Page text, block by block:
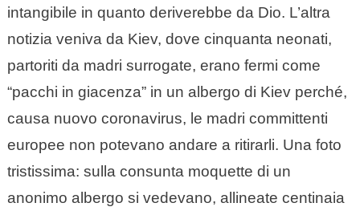
intangibile in quanto deriverebbe da Dio. L’altra
notizia veniva da Kiev, dove cinquanta neonati,
partoriti da madri surrogate, erano fermi come
“pacchi in giacenza” in un albergo di Kiev perché,
causa nuovo coronavirus, le madri committenti
europee non potevano andare a ritirarli. Una foto
tristissima: sulla consunta moquette di un
anonimo albergo si vedevano, allineate centinaia